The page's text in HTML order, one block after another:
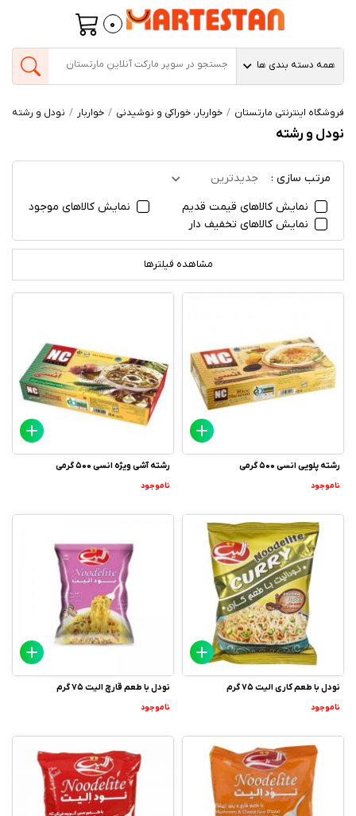
0
همه دسته بندی ها
فروشگاه اینترنتی مارتستان خواربار، خوراکی و نوشیدنی خواربار نودل و رشته
نودل و رشته
مرتب سازی :
جدیدترین
نمایش کالاهای قیمت قدیم
نمایش کالاهای موجود
نمایش کالاهای تخفیف دار
مشاهده فیلترها
رشته پلویی انسی 500 گرمی
ناموجود
رشته آشی ویژه انسی 500 گرمی
ناموجود
نودل با طعم کاری الیت 75 گرم
ناموجود
نودل با طعم قارچ الیت 75 گرم
ناموجود